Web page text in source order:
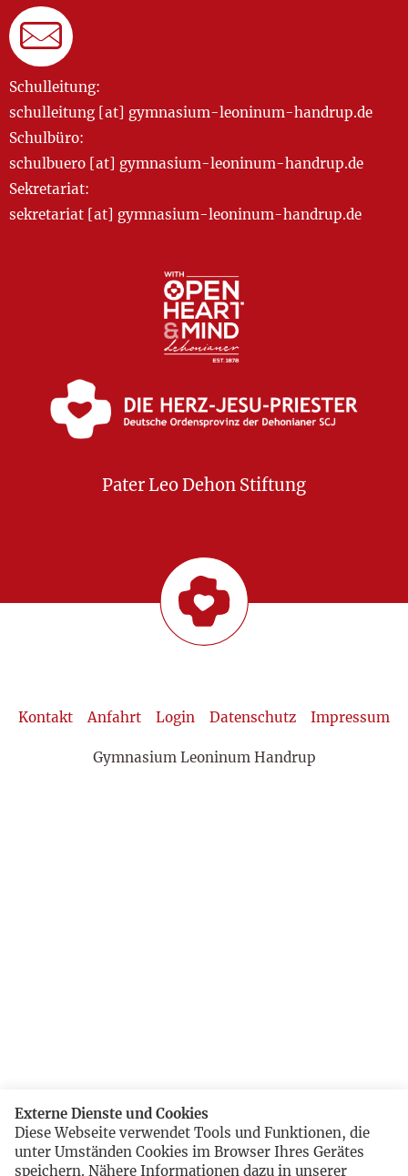
Schulleitung:
schulleitung [at] gymnasium-leoninum-handrup.de
Schulbüro:
schulbuero [at] gymnasium-leoninum-handrup.de
Sekretariat:
sekretariat [at] gymnasium-leoninum-handrup.de
Pater Leo Dehon Stiftung
Kontakt Anfahrt Login Datenschutz Impressum
Gymnasium Leoninum Handrup
Externe Dienste und Cookies
Diese Webseite verwendet Tools und Funktionen, die
unter Umständen Cookies im Browser Ihres Gerätes
speichern. Nähere Informationen dazu in unserer